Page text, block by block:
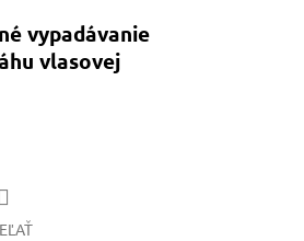
vypadávanie
vlasovej